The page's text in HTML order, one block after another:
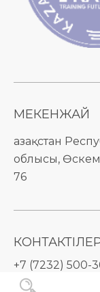
МЕКЕНЖАЙ
Қазақстан
облысы,
76
+7 (7232) 500-
+7 (7232) 505-